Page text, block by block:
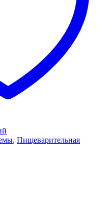
, Пищеварительная